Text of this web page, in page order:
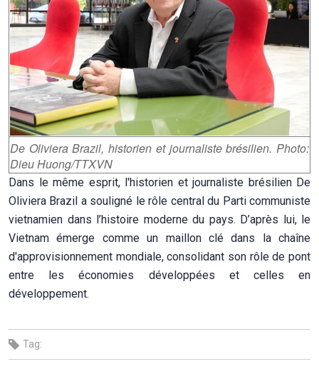
De Oliviera Brazil,historien et journaliste brésilien. Photo:
Dieu Huong/TTXVN
Dans le même esprit, l'historien et journaliste brésilien De
Oliviera Brazil a souligné le rôle central du Parti communiste
vietnamien dans l’histoire moderne du pays. D’après lui, le
Vietnam émerge comme un maillon clé dans la chaîne
d'approvisionnement mondiale, consolidant son rôle de pont
entre les économies développées et celles en
développement.
Tag: